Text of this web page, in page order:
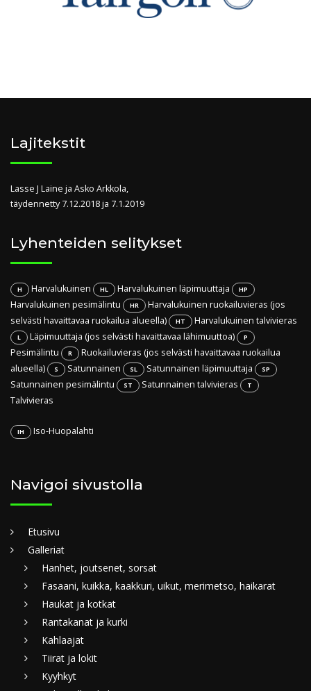
Lajitekstit
Lasse J Laine ja Asko Arkkola,
täydennetty 7.12.2018 ja 7.1.2019
Lyhenteiden selitykset
H Harvalukuinen HL Harvalukuinen läpimuuttaja HP
Harvalukuinen pesimälintu HR
Harvalukuinen ruokailuvieras (jos
selvästi havaittavaa ruokailua alueella)
HT Harvalukuinen talvivieras
L Läpimuuttaja (jos selvästi havaittavaa lähimuuttoa) P
Pesimälintu R
Ruokailuvieras (jos selvästi havaittavaa ruokailua
alueella)
S Satunnainen SL Satunnainen läpimuuttaja SP
Satunnainen pesimälintu ST Satunnainen talvivieras T
Talvivieras
IH Iso-Huopalahti
Navigoi sivustolla
Etusivu
Galleriat
Hanhet, joutsenet, sorsat
Fasaani, kuikka, kaakkuri, uikut, merimetso, haikarat
Haukat ja kotkat
Rantakanat ja kurki
Kahlaajat
Tiirat ja lokit
Kyyhkyt